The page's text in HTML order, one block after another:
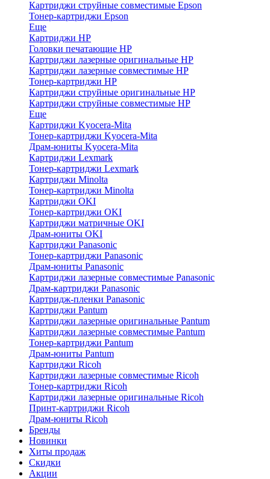
Картриджи струйные совместимые Epson
Тонер-картриджи Epson
Еще
Картриджи HP
Головки печатающие HP
Картриджи лазерные оригинальные HP
Картриджи лазерные совместимые HP
Тонер-картриджи HP
Картриджи струйные оригинальные HP
Картриджи струйные совместимые HP
Еще
Картриджи Kyocera-Mita
Тонер-картриджи Kyocera-Mita
Драм-юниты Kyocera-Mita
Картриджи Lexmark
Тонер-картриджи Lexmark
Картриджи Minolta
Тонер-картриджи Minolta
Картриджи OKI
Тонер-картриджи OKI
Картриджи матричные OKI
Драм-юниты OKI
Картриджи Panasonic
Тонер-картриджи Panasonic
Драм-юниты Panasonic
Картриджи лазерные совместимые Panasonic
Драм-картриджи Panasonic
Картридж-пленки Panasonic
Картриджи Pantum
Картриджи лазерные оригинальные Pantum
Картриджи лазерные совместимые Pantum
Тонер-картриджи Pantum
Драм-юниты Pantum
Картриджи Ricoh
Картриджи лазерные совместимые Ricoh
Тонер-картриджи Ricoh
Картриджи лазерные оригинальные Ricoh
Принт-картриджи Ricoh
Драм-юниты Ricoh
Бренды
Новинки
Хиты продаж
Скидки
Акции